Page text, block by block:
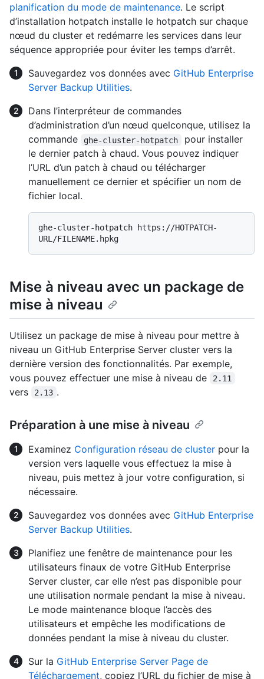
planification du mode de maintenance. Le script
d’installation hotpatch installe le hotpatch sur chaque
nœud du cluster et redémarre les services dans leur
séquence appropriée pour éviter les temps d’arrêt.
Sauvegardez vos données avec GitHub Enterprise
Server Backup Utilities.
Dans l’interpréteur de commandes
d’administration d’un nœud quelconque, utilisez la
commande
ghe-cluster-hotpatch
pour installer
le dernier patch à chaud. Vous pouvez indiquer
l’URL d’un patch à chaud ou télécharger
manuellement ce dernier et spécifier un nom de
fichier local.
ghe-cluster-hotpatch https://HOTPATCH-
Mise à niveau avec un package de
mise à niveau
Utilisez un package de mise à niveau pour mettre à
niveau un GitHub Enterprise Server cluster vers la
dernière version des fonctionnalités. Par exemple,
vous pouvez effectuer une mise à niveau de
2.11
vers 2.13 .
Préparation à une mise à niveau
Examinez Configuration réseau de cluster pour la
version vers laquelle vous effectuez la mise à
niveau, puis mettez à jour votre configuration, si
nécessaire.
Sauvegardez vos données avec GitHub Enterprise
Server Backup Utilities.
Planifiez une fenêtre de maintenance pour les
utilisateurs finaux de votre GitHub Enterprise
Server cluster, car elle n’est pas disponible pour
une utilisation normale pendant la mise à niveau.
Le mode maintenance bloque l’accès des
utilisateurs et empêche les modifications de
données pendant la mise à niveau du cluster.
Sur la GitHub Enterprise Server Page de
Téléchargement, copiez l’URL du fichier de mise à